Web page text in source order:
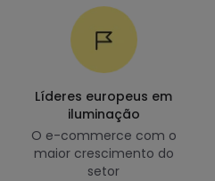
Líderes europeus em
iluminação
O e-commerce com o
maior crescimento do
setor